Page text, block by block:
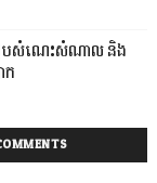
ជួបសំណេះសំណាល និង
ក